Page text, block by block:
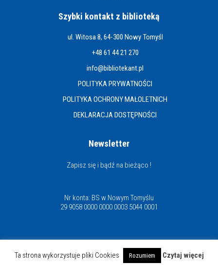
Szybki kontakt z biblioteką
ul. Witosa 8, 64-300 Nowy Tomyśl
+48 61 44 21 270
info@bibliotekant.pl
POLITYKA PRYWATNOŚCI
POLITYKA OCHRONY MAŁOLETNICH
DEKLARACJA DOSTĘPNOŚCI
Newsletter
Zapisz się i bądź na bieżąco !
Nr konta: BS w Nowym Tomyślu
29 9058 0000 0000 0003 5044 0001
Miejska i Powiatowa Biblioteka Publiczna
© Copyright 2021 | www.bibliotekant.pl
Ta strona wykorzystuje pliki Cookies Rozumiem Czytaj więcej